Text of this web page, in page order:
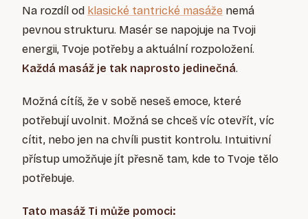
Na rozdíl od klasické tantrické masáže nemá
pevnou strukturu. Masér se napojuje na Tvoji
energii, Tvoje potřeby a aktuální rozpoložení.
Každá masáž je tak naprosto jedinečná.
Možná cítíš, že v sobě neseš emoce, které
potřebují uvolnit. Možná se chceš víc otevřít, víc
cítit, nebo jen na chvíli pustit kontrolu. Intuitivní
přístup umožňuje jít přesně tam, kde to Tvoje tělo
potřebuje.
Tato masáž Ti může pomoci: